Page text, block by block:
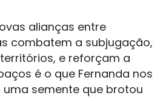
alianças entre
combatem a subjugação,
e reforçam a
é o que Fernanda nos
uma semente que brotou